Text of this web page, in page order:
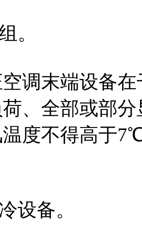
。
调末端设备
、全部或部
度不得高于
设备。